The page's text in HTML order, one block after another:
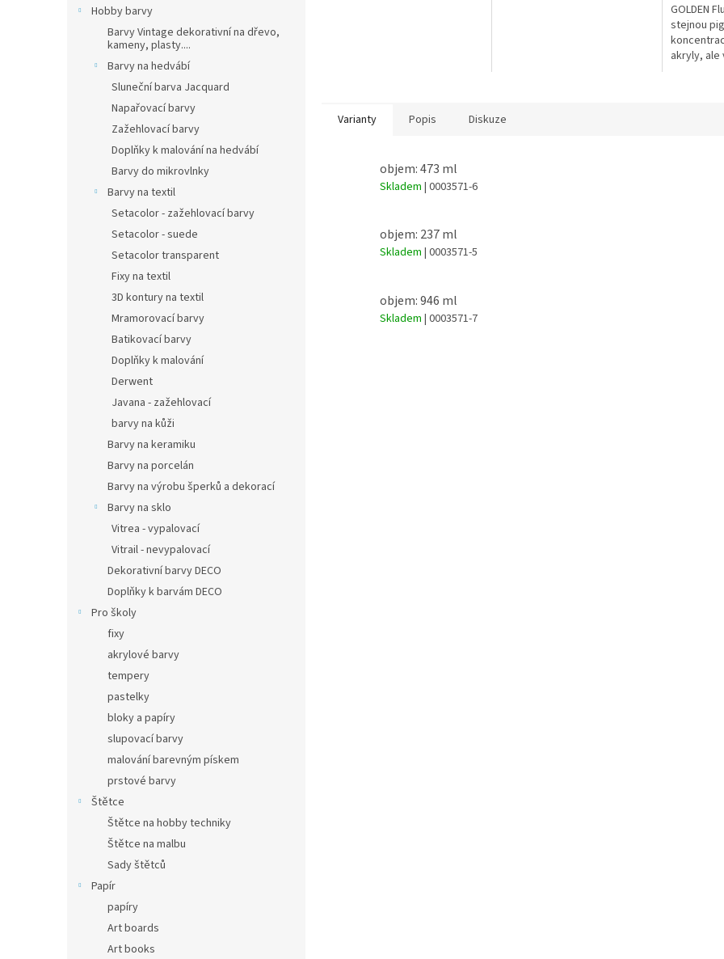
Hobby barvy
Barvy Vintage dekorativní na dřevo,
kameny, plasty....
Barvy na hedvábí
Sluneční barva Jacquard
Napařovací barvy
Zažehlovací barvy
Doplňky k malování na hedvábí
Barvy do mikrovlnky
Barvy na textil
Setacolor - zažehlovací barvy
Setacolor - suede
Setacolor transparent
Fixy na textil
3D kontury na textil
Mramorovací barvy
Batikovací barvy
Doplňky k malování
Derwent
Javana - zažehlovací
barvy na kůži
Barvy na keramiku
Barvy na porcelán
Barvy na výrobu šperků a dekorací
Barvy na sklo
Vitrea - vypalovací
Vitrail - nevypalovací
Dekorativní barvy DECO
Doplňky k barvám DECO
Pro školy
fixy
akrylové barvy
tempery
pastelky
bloky a papíry
slupovací barvy
malování barevným pískem
prstové barvy
Štětce
Štětce na hobby techniky
Štětce na malbu
Sady štětců
Papír
papíry
Art boards
Art books
GOLDEN
stejnou
akryly,
Varianty Popis Diskuze
objem: 473 ml
Skladem | 0003571-6
objem: 237 ml
Skladem | 0003571-5
objem: 946 ml
Skladem | 0003571-7